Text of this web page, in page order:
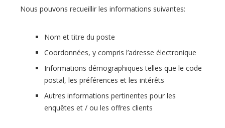
Nous pouvons recueillir les informations suivantes:
Nom et titre du poste
Coordonnées, y compris l’adresse électronique
Informations démographiques telles que le code
postal, les préférences et les intérêts
Autres informations pertinentes pour les
enquêtes et / ou les offres clients